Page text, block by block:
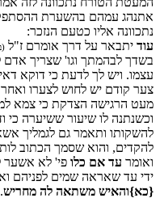
אתנהג עמהם בהשערת
נתכוונה אליו כטעם הנזכר:
עוד יתבאר על דרך אומרם ז"ל
בשדך לבהמתך וגו' שצריך
עצמו. ויש לך לדעת כי דוקא
צער קודם יש לחוש לצערו
מעט הרגישה הצדקת כי צמא
וכשנתנה לו שיעור ששיערה
להשקותו ותאמר גם לגמליך
להקדים, והוא שסמך הכתוב
ואומר עד אם כלו פי' לא אשער
ידי עד שאראה שמים לפניהם
{כא}והאיש משתאה לה מחריש